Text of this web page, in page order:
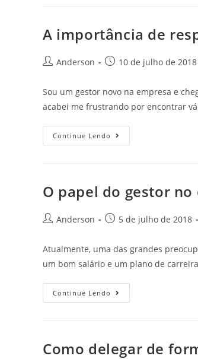
A importância de
Anderson 10 de julho de 2018
Sou um gestor novo na empresa e
acabei me frustrando por encontrar
Continue Lendo
O papel do gestor
Anderson 5 de julho de 2018
Atualmente, uma das grandes
um bom salário e um plano de
Continue Lendo
Como delegar de